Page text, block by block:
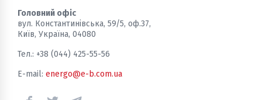
Головний офіс
вул. Константинівська, 59/5, оф.37,
Київ, Україна, 04080
Тел.: +38 (044) 425-55-56
E-mail: energo@e-b.com.ua